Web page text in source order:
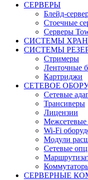
СЕРВЕРЫ
Блейд-
Стоечные
Серверы
СИСТЕМЫ
СИСТЕМЫ
Стримеры
Ленточные
Картриджи
СЕТЕВОЕ
Сетевые
Трансиверы
Лицензии
Межсетевые
Wi-Fi
Модули
Сетевые
СЕРВЕРНЫЕ